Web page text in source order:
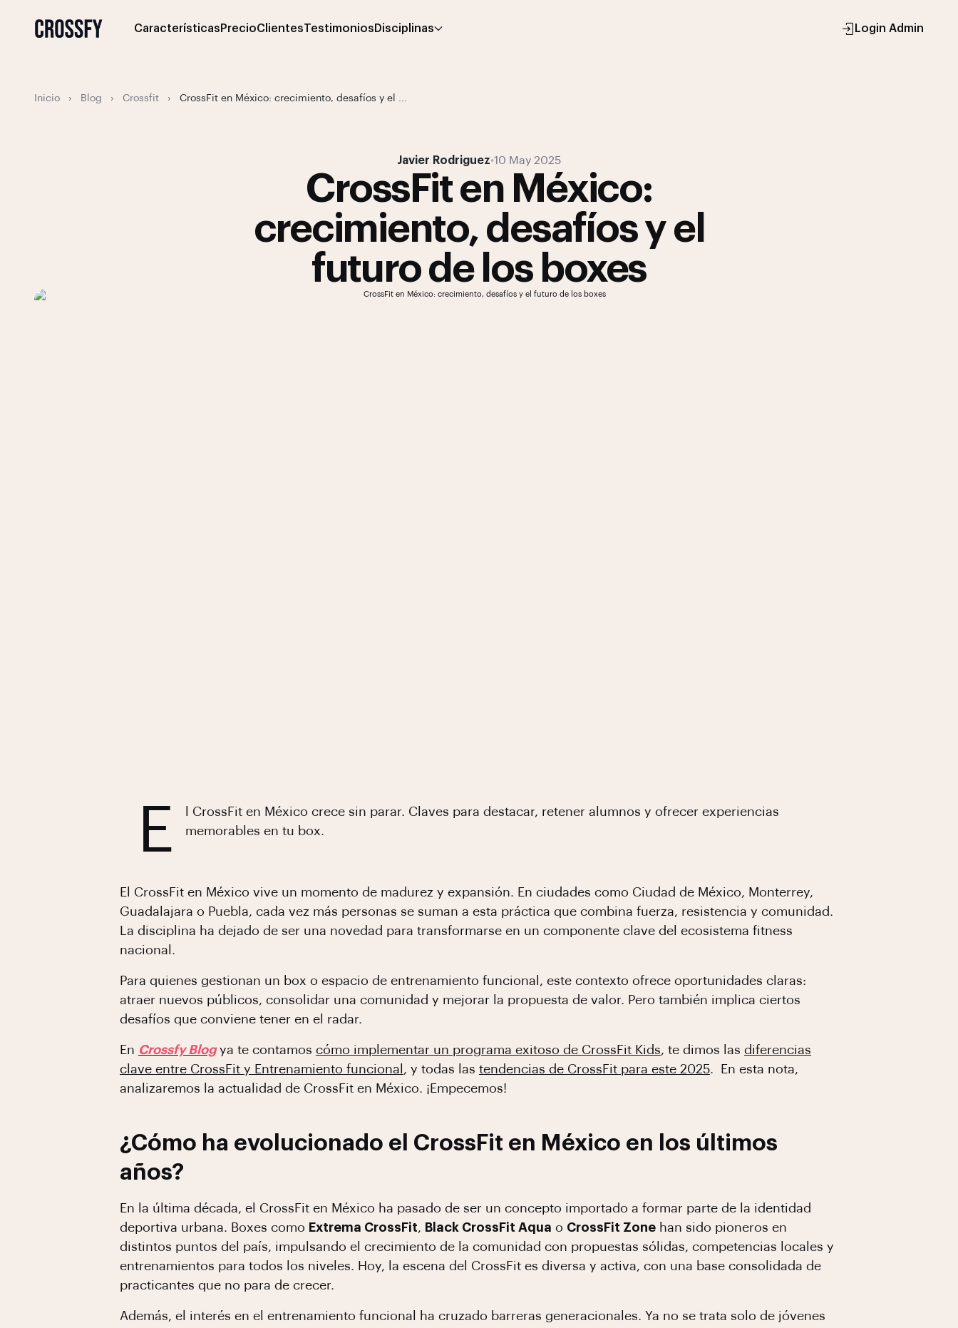
Características PrecioClientesTestimonios Disciplinas Login Admin
Inicio › Blog › Crossfit › CrossFit en México: crecimiento, desafíos y el ...
Javier Rodriguez•10 May 2025
CrossFit en México:
crecimiento, desafíos y el
futuro de los boxes
E
l CrossFit en México crece sin parar. Claves para destacar, retener alumnos y ofrecer experiencias
memorables en tu box.
El CrossFit en México vive un momento de madurez y expansión. En ciudades como Ciudad de México, Monterrey,
Guadalajara o Puebla, cada vez más personas se suman a esta práctica que combina fuerza, resistencia y comunidad.
La disciplina ha dejado de ser una novedad para transformarse en un componente clave del ecosistema fitness
nacional.
Para quienes gestionan un box o espacio de entrenamiento funcional, este contexto ofrece oportunidades claras:
atraer nuevos públicos, consolidar una comunidad y mejorar la propuesta de valor. Pero también implica ciertos
desafíos que conviene tener en el radar.
En Crossfy Blogya te contamos cómo implementar un programa exitoso de CrossFit Kids, te dimos las diferencias
clave entre CrossFit y Entrenamiento funcional , y todas las tendencias de CrossFit para este 2025. En esta nota,
analizaremos la actualidad de CrossFit en México. ¡Empecemos!
¿Cómo ha evolucionado el CrossFit en México en los últimos
años?
En la última década, el CrossFit en México ha pasado de ser un concepto importado a formar parte de la identidad
deportiva urbana. Boxes como Extrema CrossFit, Black CrossFit Aqua o CrossFit Zone han sido pioneros en
distintos puntos del país, impulsando el crecimiento de la comunidad con propuestas sólidas, competencias locales y
entrenamientos para todos los niveles. Hoy, la escena del CrossFit es diversa y activa, con una base consolidada de
practicantes que no para de crecer.
Además, el interés en el entrenamiento funcional ha cruzado barreras generacionales. Ya no se trata solo de jóvenes